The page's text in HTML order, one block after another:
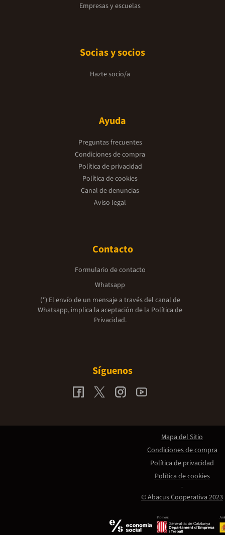
Empresas y escuelas
Socias y socios
Hazte socio/a
Ayuda
Preguntas frecuentes
Condiciones de compra
Política de privacidad
Política de cookies
Canal de denuncias
Aviso legal
Contacto
Formulario de contacto
Whatsapp
(*) El envío de un mensaje a través del canal de
Whatsapp, implica la aceptación de la Política de
Privacidad.
Síguenos
Promou:
© Abacus Cooperativa 2023
Mapa del Sitio
Condiciones de compra
Política de privacidad
Política de cookies